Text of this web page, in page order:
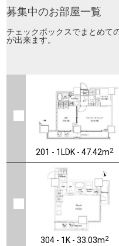
募集中のお部屋一覧
チェックボックスでまとめて
が出来ます。
201 - 1LDK - 47.42m2
304 - 1K - 33.03m2